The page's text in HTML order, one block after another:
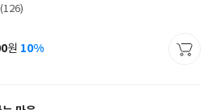
(126)
원 10%